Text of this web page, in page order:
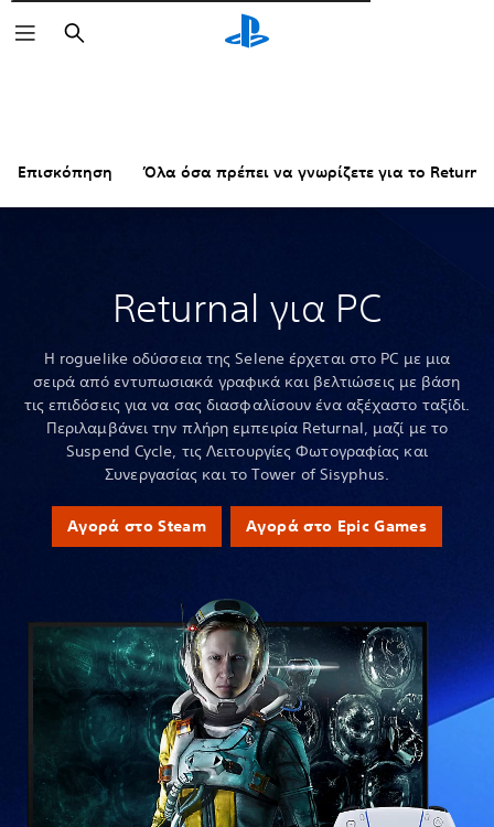
Αναζήτηση
Επισκόπηση Όλα όσα πρέπει να γνωρίζετε για το Returnal
Returnal για PC
Η roguelike οδύσσεια της Selene έρχεται στο PC με μια
σειρά από εντυπωσιακά γραφικά και βελτιώσεις με βάση
τις επιδόσεις για να σας διασφαλίσουν ένα αξέχαστο ταξίδι.
Περιλαμβάνει την πλήρη εμπειρία Returnal, μαζί με το
Suspend Cycle, τις Λειτουργίες Φωτογραφίας και
Συνεργασίας και το Tower of Sisyphus.
Αγορά στο Steam Αγορά στο Epic Games